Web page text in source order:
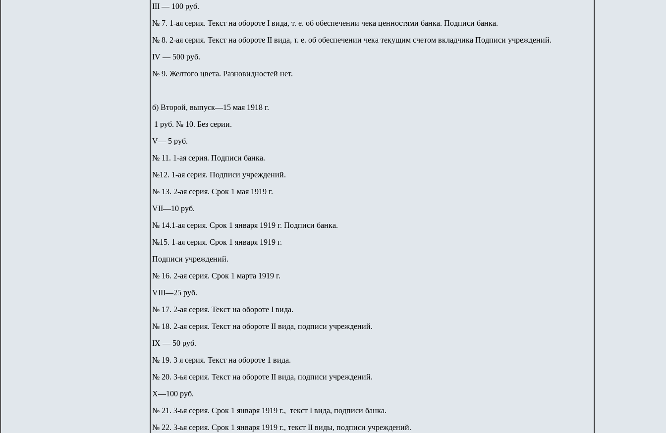
III — 100 руб.
№ 7. 1-ая серия. Текст на обороте I вида, т. е. об обеспечении чека ценностями банка. Подписи банка.
№ 8. 2-ая серия. Текст на обороте II вида, т. е. об обеспечении чека текущим счетом вкладчика Подписи учреждений.
IV — 500 руб.
№ 9. Желтого цвета. Разновидностей нет.
б) Второй, выпуск—15 мая 1918 г.
1 руб. № 10. Без серии.
V— 5 руб.
№ 11. 1-ая серия. Подписи банка.
№12. 1-ая серия. Подписи учреждений.
№ 13. 2-ая серия. Срок 1 мая 1919 г.
VII—10 руб.
№ 14.1-ая серия. Срок 1 января 1919 г. Подписи банка.
№15. 1-ая серия. Срок 1 января 1919 г.
Подписи учреждений.
№ 16. 2-ая серия. Срок 1 марта 1919 г.
VIII—25 руб.
№ 17. 2-ая серия. Текст на обороте I вида.
№ 18. 2-ая серия. Текст на обороте II вида, подписи учреждений.
IX — 50 руб.
№ 19. 3 я серия. Текст на обороте 1 вида.
№ 20. 3-ья серия. Текст на обороте II вида, подписи учреждений.
X—100 руб.
№ 21. 3-ья серия. Срок 1 января 1919 г., текст I вида, подписи банка.
№ 22. 3-ья серия. Срок 1 января 1919 г., текст II виды, подписи учреждений.